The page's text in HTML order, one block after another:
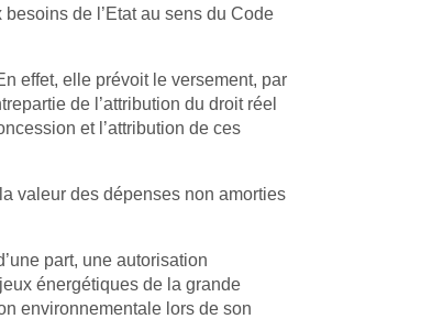
de l’Etat au sens du Code
effet, elle prévoit le versement, par
de l’attribution du droit réel
et l’attribution de ces
valeur des dépenses non amorties
part, une autorisation
énergétiques de la grande
environnementale lors de son